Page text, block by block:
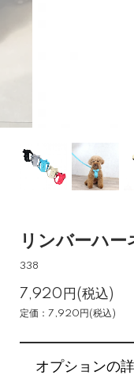
リンバーハ
338
7,920円(税込)
定価：7,920円(税込)
オプションの